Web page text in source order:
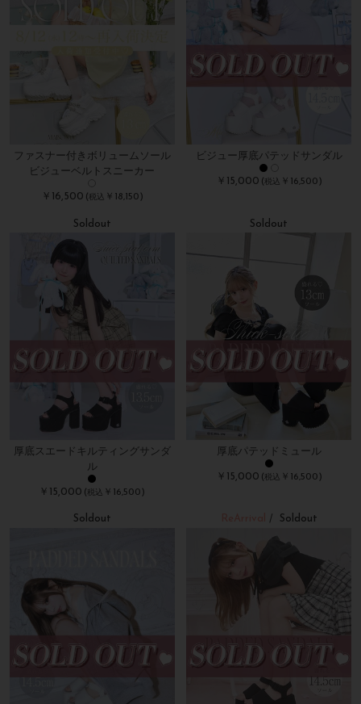
ファスナー付きボリュームソール
ビジューベルトスニーカー
￥16,500 (税込 ￥18,150)
ビジュー厚底パテッドサンダル
￥15,000 (税込 ￥16,500)
Soldout
厚底スエードキルティングサンダ
ル
￥15,000 (税込 ￥16,500)
Soldout
厚底パテッドミュール
￥15,000 (税込 ￥16,500)
Soldout / Soldout